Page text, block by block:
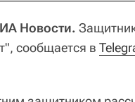
Новости.
сообщается в